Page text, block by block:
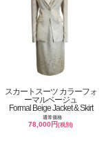
スカートスーツ カラーフォ
ーマルベージュ
Formal Beige Jacket & Skirt
通常価格
78,000円(税別)